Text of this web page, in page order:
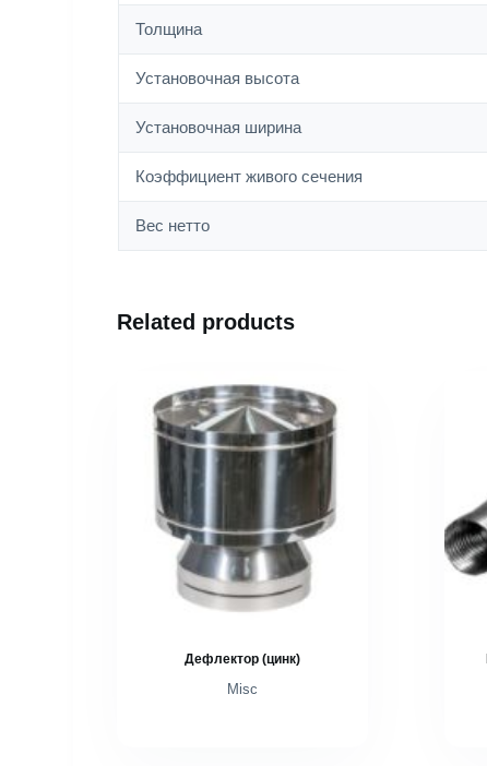
Толщина
Установочная высота
Установочная ширина
Коэффициент живого сечения
Вес нетто
Related products
Дефлектор (цинк)
Misc